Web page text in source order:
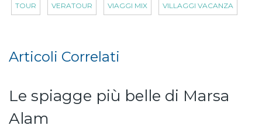
TOUR VERATOUR VIAGGI MIX VILLAGGI VACANZA
Articoli Correlati
Le spiagge più belle di Marsa
Alam